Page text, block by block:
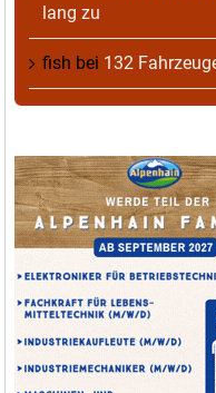
lang zu
fish bei 132